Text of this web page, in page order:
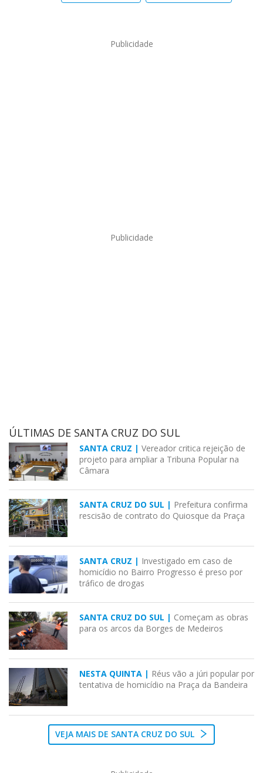
Publicidade
Publicidade
ÚLTIMAS DE SANTA CRUZ DO SUL
SANTA CRUZ | Vereador critica rejeição de
projeto para ampliar a Tribuna Popular na
Câmara
SANTA CRUZ DO SUL | Prefeitura confirma
rescisão de contrato do Quiosque da Praça
SANTA CRUZ | Investigado em caso de
homicídio no Bairro Progresso é preso por
tráfico de drogas
SANTA CRUZ DO SUL | Começam as obras
para os arcos da Borges de Medeiros
NESTA QUINTA | Réus vão a júri popular por
tentativa de homicídio na Praça da Bandeira
VEJA MAIS DE SANTA CRUZ DO SUL